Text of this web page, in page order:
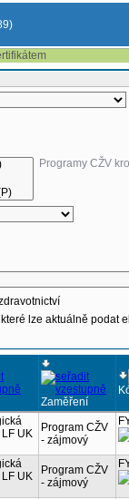
Programy CŽV
lze aktuálně podat
Zaměření
UK
Program CŽV
- zájmový
UK
Program CŽV
- zájmový